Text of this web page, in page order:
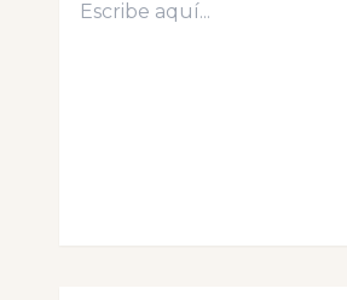
aquí...